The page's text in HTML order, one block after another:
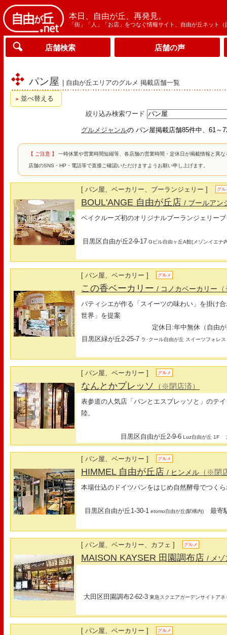
本日、自由が丘、再発見。
「街」「人」「お店」をつなぐ情報サイト、自由が丘ネット（
店舗検索 店舗の声
パン屋 | 自由が丘エリアのグルメ 掲載店舗一覧
並べ替える
絞り込み検索ワード
グルメジャンルの パン屋掲載店舗85件中、61～
【 ご注意 】 一時休業や営業時間短縮等、各店舗の営業時間・定休日が掲載情報と異
店舗のSNS・HP・電話等で直接ご確認いただけますようお願い申し上げます。
[ パン屋、ベーカリー、ブーランジェリー ] グル
BOUL'ANGE 自由が丘店/ ブールアン
ベイクルーズ初のオリジナルブーランジェリー
目黒区自由が丘2-9-17 Gビル自由ヶ丘A館(メゾンイエナ
[ パン屋、ベーカリー ] グルメ
この香ベーカリー/ コノカベーカリー
パティシエが作る「スイーツの味わい」を掛け
世界」を提案
定休日:年中無休（自由
目黒区緑が丘2-25-7 ラ･クール自由が丘 スイーツフォレス
[ パン屋、ベーカリー ] グルメ
なんとかプレッソ （※閉店済）
表参道の人気店「パンとエスプレッソと」のテ
陸。
目黒区自由が丘2-9-6 Luz自由が丘 1F
[ パン屋、ベーカリー ] グルメ
HIMMEL 自由が丘店/ ヒンメル （※閉
本場仕込のドイツパンをはじめ自然酵母でつく
目黒区自由が丘1-30-1 etomo自由が丘(駅構内) 最寄
[ パン屋、ベーカリー、カフェ ] グルメ
MAISON KAYSER 田園調布店/ メゾ
大田区田園調布2-62-3 東急スクエアガーデンサイトアネ
[ パン屋、ベーカリー ] グルメ